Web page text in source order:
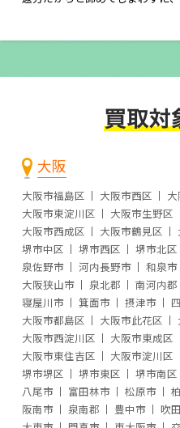
大阪
大阪市福島区 大阪市西区
大阪市東淀川区
大阪市生野区
大阪市西成区
大阪市鶴見区
堺市中区
堺市西区 堺市北区
泉佐野市
河内長野市 和泉市
大阪狭山市
泉北郡 南河内郡
寝屋川市
箕面市 摂津市
大阪市都島区
大阪市此花区
大阪市西淀川区
大阪市東成区
大阪市東住吉区
大阪市淀川区
堺市堺区
堺市東区 堺市南区
八尾市
富田林市 松原市
阪南市
泉南郡 豊中市 吹